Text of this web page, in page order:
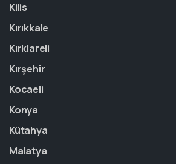
Kilis
Kırıkkale
Kırklareli
Kırşehir
Kocaeli
Konya
Kütahya
Malatya